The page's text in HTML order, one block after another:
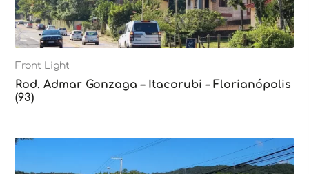
Front Light
Rod. Admar Gonzaga – Itacorubi – Florianópolis
(93)